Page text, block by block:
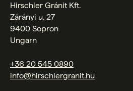
Hirschler Gránit Kft.
Zárányi u. 27
9400 Sopron
Ungarn
+36 20 545 0890
info@hirschlergranit.hu